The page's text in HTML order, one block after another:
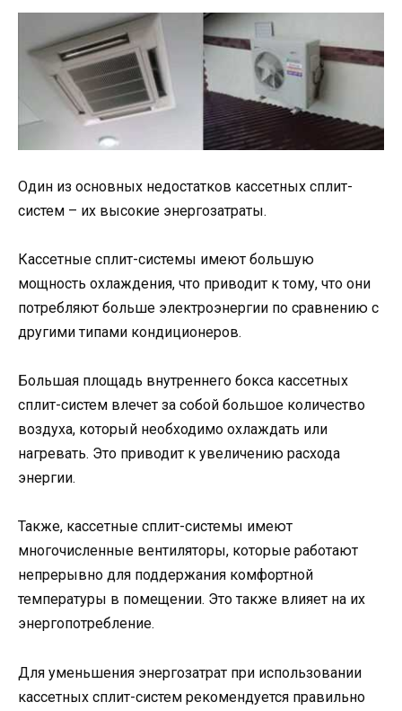
Один из основных недостатков кассетных сплит-
систем – их высокие энергозатраты.
Кассетные сплит-системы имеют большую
мощность охлаждения, что приводит к тому, что они
потребляют больше электроэнергии по сравнению с
другими типами кондиционеров.
Большая площадь внутреннего бокса кассетных
сплит-систем влечет за собой большое количество
воздуха, который необходимо охлаждать или
нагревать. Это приводит к увеличению расхода
энергии.
Также, кассетные сплит-системы имеют
многочисленные вентиляторы, которые работают
непрерывно для поддержания комфортной
температуры в помещении. Это также влияет на их
энергопотребление.
Для уменьшения энергозатрат при использовании
кассетных сплит-систем рекомендуется правильно